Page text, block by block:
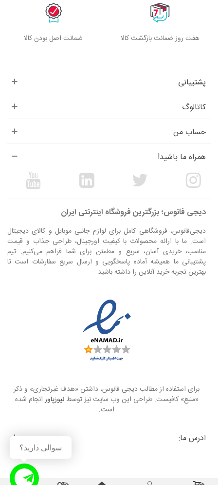
هفت روز ضمانت بازگشت کالا ضمانت اصل بودن کالا
پشتیبانی
کاتالوگ
حساب من
همراه ما باشید!
دیجی فانوس؛ بزرگترین فروشگاه اینترنتی ایران
دیجی‌فانوس، فروشگاهی کامل برای لوازم جانبی موبایل و کالای دیجیتال
است. ما با ارائه محصولات با کیفیت اورجینال، طراحی جذاب و قیمت
مناسب، خریدی آسان، سریع و مطمئن برای شما فراهم می‌کنیم. تیم
پشتیبانی ما همیشه آماده پاسخگویی و ارسال سریع سفارشات است تا
بهترین تجربه خرید آنلاین را داشته باشید.
برای استفاده از مطالب دیجی فانوس، داشتن «هدف غیرتجاری» و ذکر
«منبع» کافیست. طراحی این وب سایت نیز توسطنیوزپاورانجام شده
است.
ادرس ما:
سوالی دارید؟